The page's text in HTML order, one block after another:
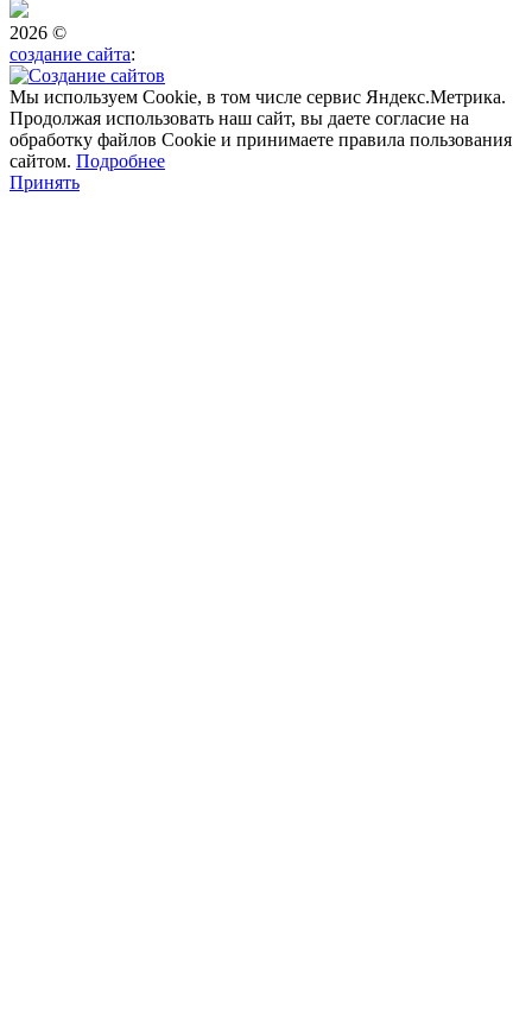
2026 ©
создание сайта:
Мы используем Cookie, в том числе сервис Яндекс.Метрика.
Продолжая использовать наш сайт, вы даете согласие на
обработку файлов Cookie и принимаете правила пользования
сайтом. Подробнее
Принять